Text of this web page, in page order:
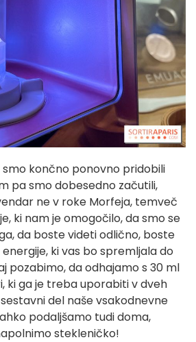
končno ponovno pridobili
pa smo dobesedno začutili,
ne v roke Morfeja, temveč
ki nam je omogočilo, da smo se
da boste videti odlično, boste
ki vas bo spremljala do
pozabimo, da odhajamo s 30 ml
ki ga je treba uporabiti v dveh
del naše vsakodnevne
podaljšamo tudi doma,
stekleničko!